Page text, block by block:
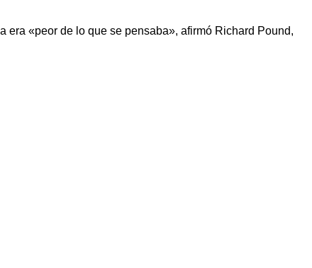
era «peor de lo que se pensaba», afirmó Richard Pound,